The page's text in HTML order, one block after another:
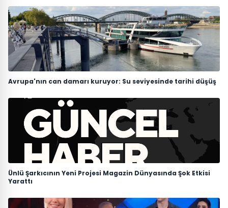
Avrupa'nın can damarı kuruyor: Su seviyesinde tarihi düşüş
Ünlü Şarkıcının Yeni Projesi Magazin Dünyasında Şok Etkisi
Yarattı